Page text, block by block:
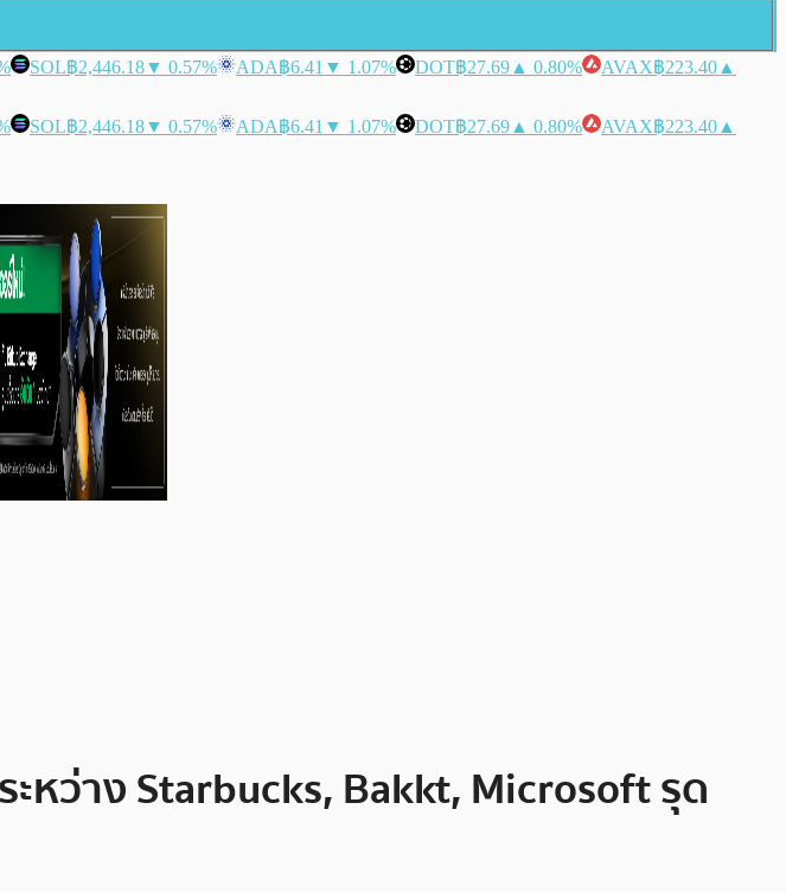
SOL฿2,446.18▼ 0.57% ADA฿6.41 ▼ 1.07% DOT฿27.69 ▲ 0.80% AVAX฿223.40 ▲
SOL฿2,446.18▼ 0.57% ADA฿6.41 ▼ 1.07% DOT฿27.69 ▲ 0.80% AVAX฿223.40 ▲
หว่าง Starbucks, Bakkt, Microsoft รุด